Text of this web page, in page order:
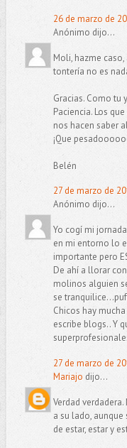
26 de marzo de
Anónimo dijo...
Moli, hazme
tontería no es
Gracias. Como tu
Paciencia. Los
nos hacen saber
¡Que
Belén
27 de marzo de
Anónimo dijo...
Yo cogí mi
en mi entorno lo
importante pero
De ahí a llorar
molinos alguien
se
Chicos hay
escribe blogs.. Y
27 de marzo de
Mariajo dijo...
Verdad
a su lado,
de estar, estar y